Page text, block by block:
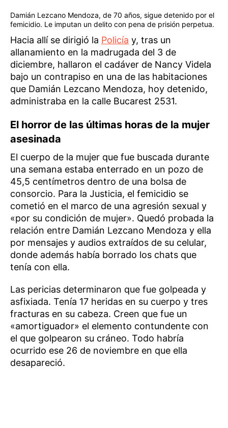
Damián Lezcano Mendoza, de 70 años, sigue detenido por el
femicidio. Le imputan un delito con pena de prisión perpetua.
Hacia allí se dirigió la Policía y, tras un
allanamiento en la madrugada del 3 de
diciembre, hallaron el cadáver de Nancy Videla
bajo un contrapiso en una de las habitaciones
que Damián Lezcano Mendoza, hoy detenido,
administraba en la calle Bucarest 2531.
El horror de las últimas horas de la mujer
asesinada
El cuerpo de la mujer que fue buscada durante
una semana estaba enterrado en un pozo de
45,5 centímetros dentro de una bolsa de
consorcio. Para la Justicia, el femicidio se
cometió en el marco de una agresión sexual y
«por su condición de mujer». Quedó probada la
relación entre Damián Lezcano Mendoza y ella
por mensajes y audios extraídos de su celular,
donde además había borrado los chats que
tenía con ella.
Las pericias determinaron que fue golpeada y
asfixiada. Tenía 17 heridas en su cuerpo y tres
fracturas en su cabeza. Creen que fue un
«amortiguador» el elemento contundente con
el que golpearon su cráneo. Todo habría
ocurrido ese 26 de noviembre en que ella
desapareció.